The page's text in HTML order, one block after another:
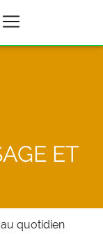
ET
quotidien